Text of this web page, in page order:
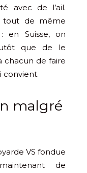
avec de l’ail.
tout de même
en Suisse, on
que de le
chacun de faire
convient.
malgré
VS fondue
de